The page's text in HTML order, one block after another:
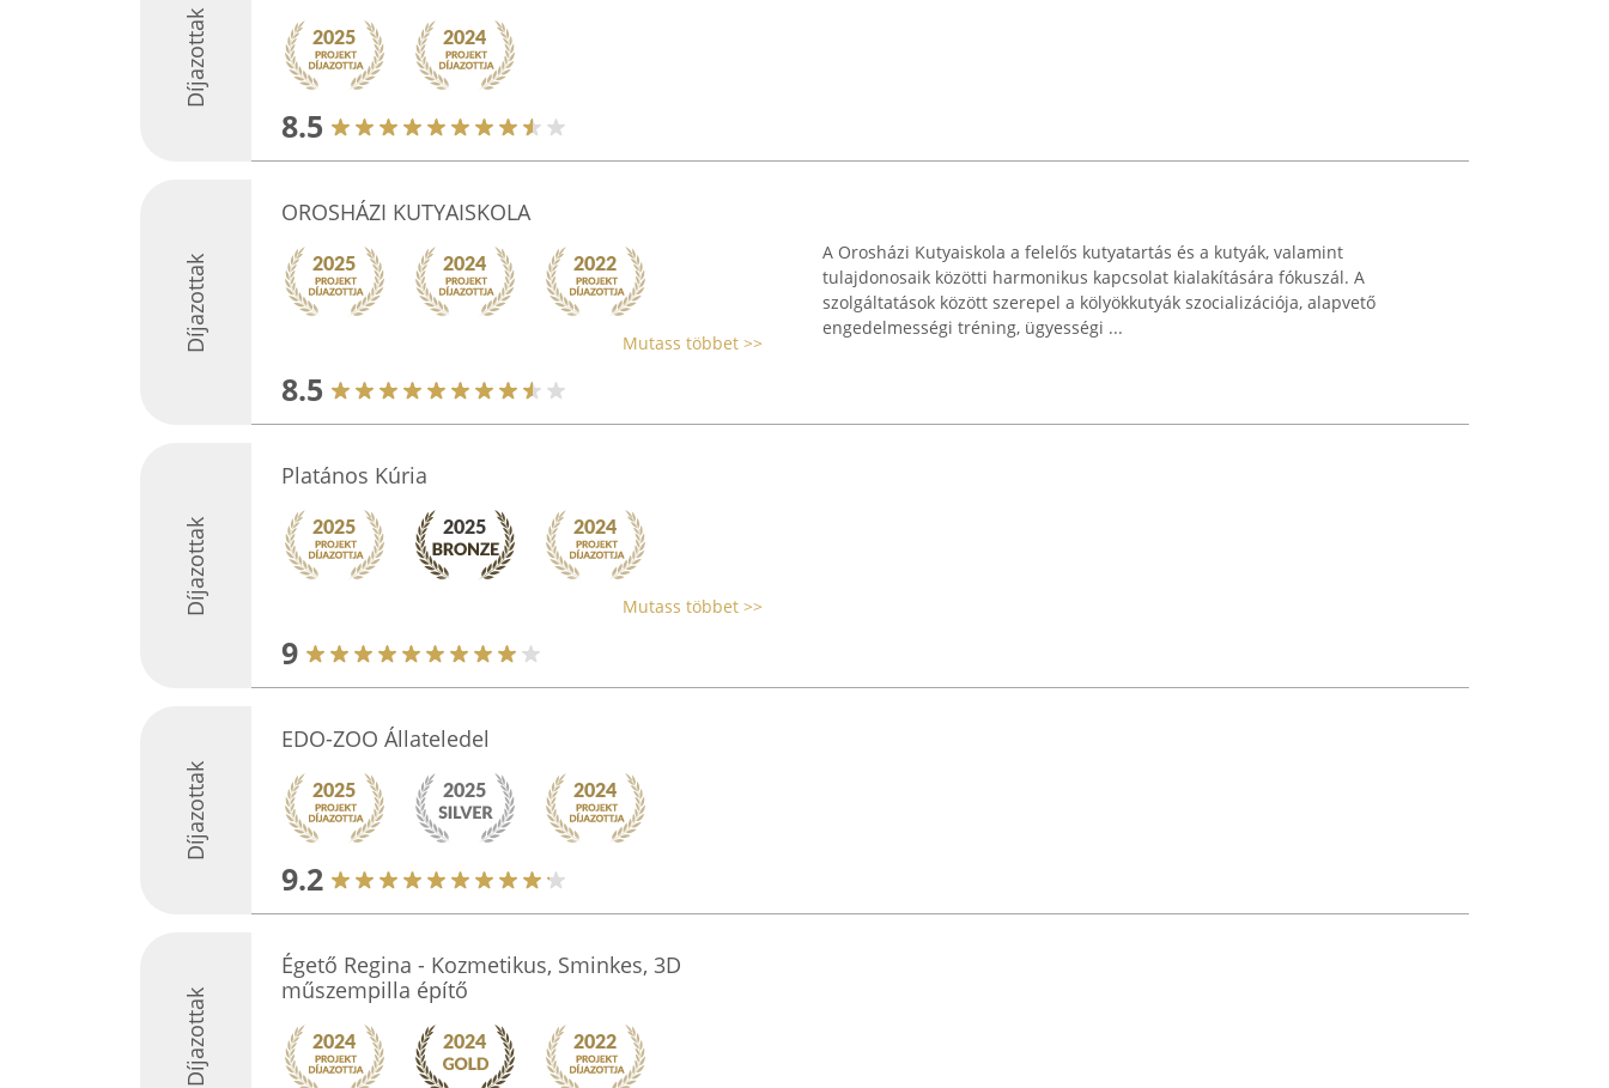
Díjazottak
8.5
Díjazottak
OROSHÁZI KUTYAISKOLA
Mutass többet >>
8.5
A Orosházi Kutyaiskola a felelős kutyatartás és a kutyák, valamint
tulajdonosaik közötti harmonikus kapcsolat kialakítására fókuszál. A
szolgáltatások között szerepel a kölyökkutyák szocializációja, alapvető
engedelmességi tréning, ügyességi ...
Díjazottak
Platános Kúria
Mutass többet >>
9
Díjazottak
EDO-ZOO Állateledel
9.2
Díjazottak
Égető Regina - Kozmetikus, Sminkes, 3D
műszempilla építő